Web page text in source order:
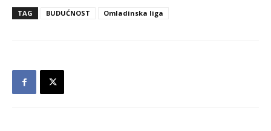
TAG BUDUĆNOST Omladinska liga